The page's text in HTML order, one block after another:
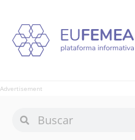
Advertisement